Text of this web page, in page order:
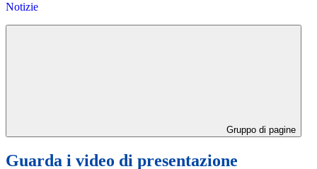
Notizie
Gruppo di pagine
Guarda i video di presentazione